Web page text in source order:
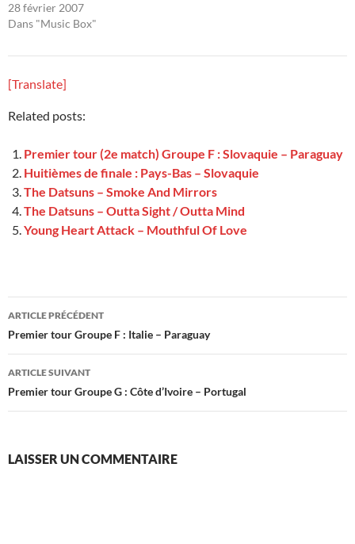
28 février 2007
Dans "Music Box"
[Translate]
Related posts:
Premier tour (2e match) Groupe F : Slovaquie – Paraguay
Huitièmes de finale : Pays-Bas – Slovaquie
The Datsuns – Smoke And Mirrors
The Datsuns – Outta Sight / Outta Mind
Young Heart Attack – Mouthful Of Love
Navigation
des
articles
ARTICLE PRÉCÉDENT
Premier tour Groupe F : Italie – Paraguay
ARTICLE SUIVANT
Premier tour Groupe G : Côte d’Ivoire – Portugal
LAISSER UN COMMENTAIRE